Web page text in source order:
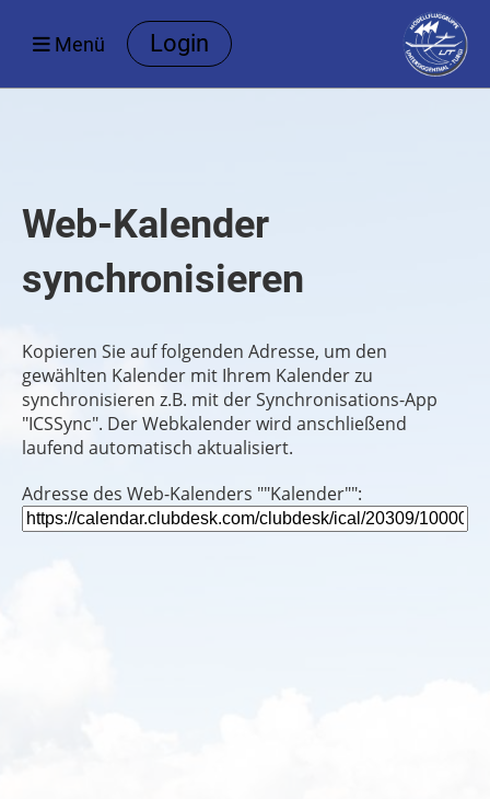
Login
Menü
Web-Kalender
synchronisieren
Kopieren Sie auf folgenden Adresse, um den
gewählten Kalender mit Ihrem Kalender zu
synchronisieren z.B. mit der Synchronisations-App
"ICSSync". Der Webkalender wird anschließend
laufend automatisch aktualisiert.
Adresse des Web-Kalenders ""Kalender"":